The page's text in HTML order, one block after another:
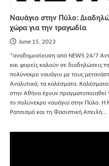
Ναυάγιο στην Πύλο:
χώρα για την τραγωδία
June 15, 2023
*αναδημοσίευση από NEWS 24/7
και φορείς καλούν σε διαδηλώσεις
πολύνεκρο ναυάγιο με τους
Αναλυτικά, τα καλέσματα.
στην Αθήνα έχουν πραγματοποιηθεί
το πολύνεκρο ναυάγιο στην Πύλο. Η
Ρατσισμό και τη Φασιστική Απειλή…